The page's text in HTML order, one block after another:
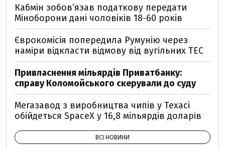
Кабмін зобовʼязав податкову передати
Міноборони дані чоловіків 18-60 років
Єврокомісія попередила Румунію через
наміри відкласти відмову від вугільних ТЕС
Привласнення мільярдів Приватбанку:
справу Коломойського скерували до суду
Мегазавод з виробництва чипів у Техасі
обійдеться SpaceX у 16,8 мільярдів доларів
ВСІ НОВИНИ